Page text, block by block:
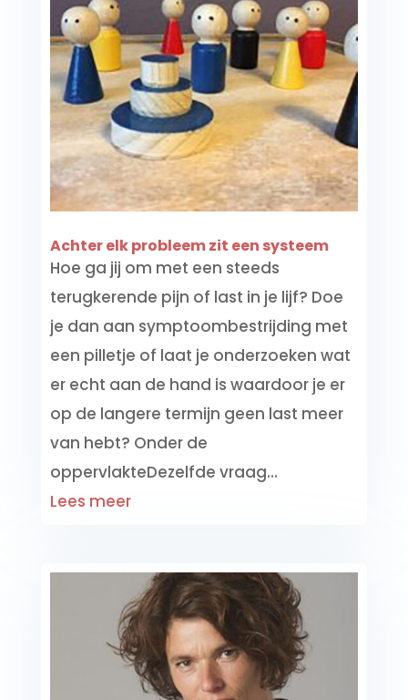
Achter elk probleem zit een systeem
Hoe ga jij om met een steeds
terugkerende pijn of last in je lijf? Doe
je dan aan symptoombestrijding met
een pilletje of laat je onderzoeken wat
er echt aan de hand is waardoor je er
op de langere termijn geen last meer
van hebt? Onder de
oppervlakteDezelfde vraag...
Lees meer